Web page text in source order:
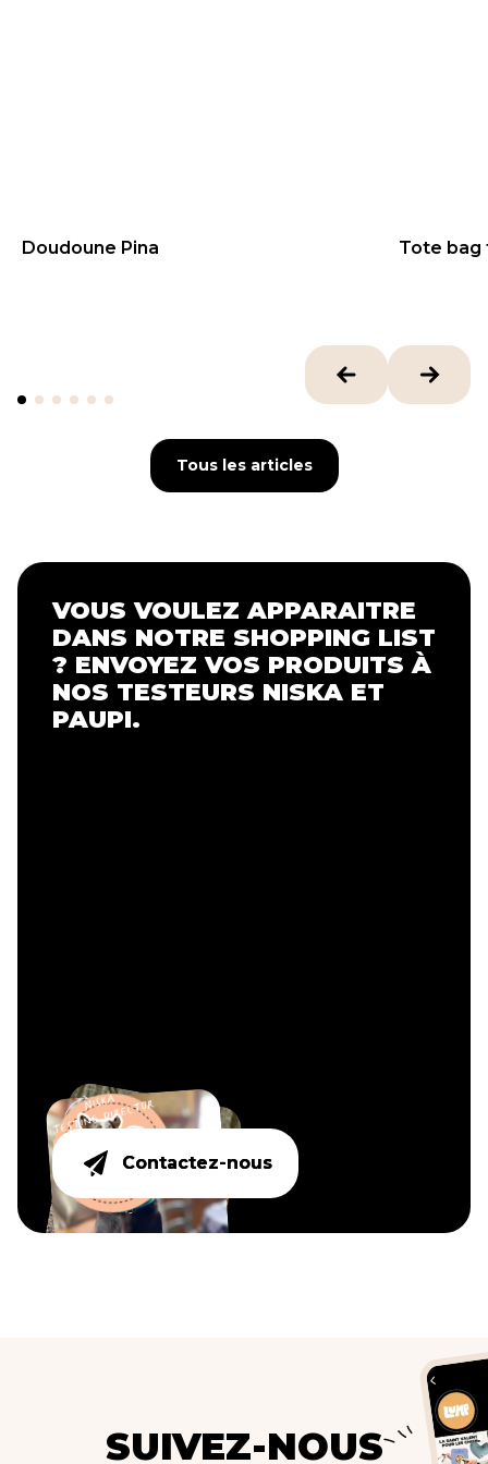
104.99€
Doudoune Pina 25 €
Tote bag
Tous les articles
Tous les articles
VOUS VOULEZ APPARAITRE
DANS NOTRE SHOPPING LIST
? ENVOYEZ VOS PRODUITS À
NOS TESTEURS NISKA ET
PAUPI.
Contactez-nous
Contactez-nous
SUIVEZ-NOUS